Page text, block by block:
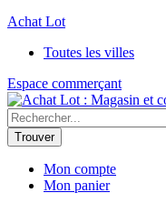
Achat Lot
Toutes les villes
Espace commerçant
Mon compte
Mon panier